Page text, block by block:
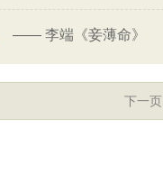
—— 李端《妾薄命》
下一页